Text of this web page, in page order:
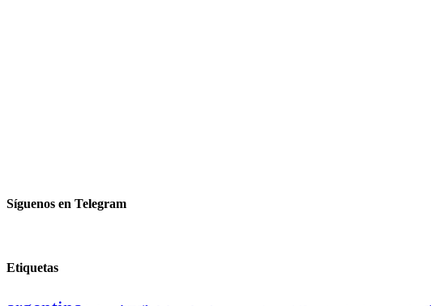
Síguenos en Telegram
Etiquetas